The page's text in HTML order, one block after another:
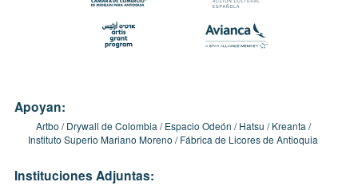
Apoyan:
Artbo Drywall de Colombia Espacio Odeón Hatsu
Kreanta
Instituto Superio Mariano Moreno
Fábrica de Licores de Antioquia
Instituciones Adjuntas: